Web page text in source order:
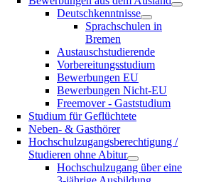
Deutschkenntnisse
Sprachschulen in
Bremen
Austauschstudierende
Vorbereitungsstudium
Bewerbungen EU
Bewerbungen Nicht-EU
Freemover - Gaststudium
Studium für Geflüchtete
Neben- & Gasthörer
Hochschulzugangsberechtigung /
Studieren ohne Abitur
Hochschulzugang über eine